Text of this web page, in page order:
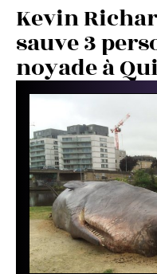
Kevin
sauve 3
noyade à